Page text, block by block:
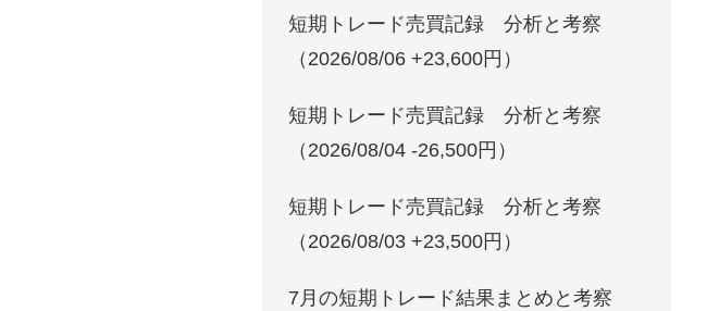
短期トレード売買記録 分析と考察
（2026/08/06 +23,600円）
短期トレード売買記録 分析と考察
（2026/08/04 -26,500円）
短期トレード売買記録 分析と考察
（2026/08/03 +23,500円）
7月の短期トレード結果まとめと考察